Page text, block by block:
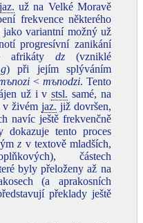
jaz. už na Velké Moravě
frekvence některého
variantní možný už
progresívní zanikání
afrikáty dz(vzniklé
g) při jejím splýváním
˂ mъnodzi. Tento
už i vstsl. samé, na
v živémjaz. již dovršen,
navíc ještě frekvenčně
dokazuje tento proces
z v textově mladších,
částech
byly přeloženy až na
(a aprakosních
překlady ještě